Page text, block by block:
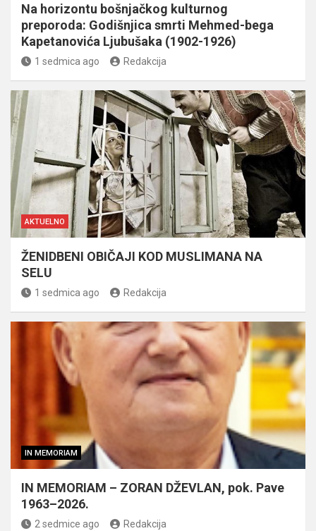
Na horizontu bošnjačkog kulturnog
preporoda: Godišnjica smrti Mehmed-bega
Kapetanovića Ljubušaka (1902-1926)
1 sedmica ago Redakcija
AKTUELNO
ŽENIDBENI OBIČAJI KOD MUSLIMANA NA
SELU
1 sedmica ago Redakcija
IN MEMORIAM
IN MEMORIAM – ZORAN DŽEVLAN, pok. Pave
1963–2026.
2 sedmice ago Redakcija